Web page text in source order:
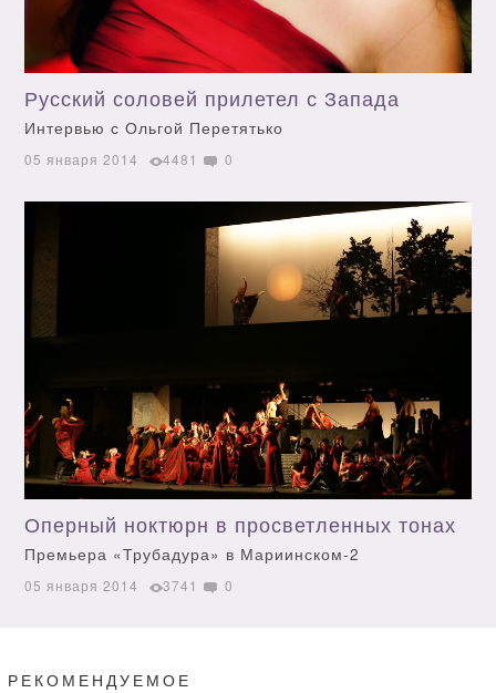
Русский соловей прилетел с Запада
Интервью с Ольгой Перетятько
05 января 2014 4481 0
Оперный ноктюрн в просветленных тонах
Премьера «Трубадура» в Мариинском-2
05 января 2014 3741 0
РЕКОМЕНДУЕМОЕ